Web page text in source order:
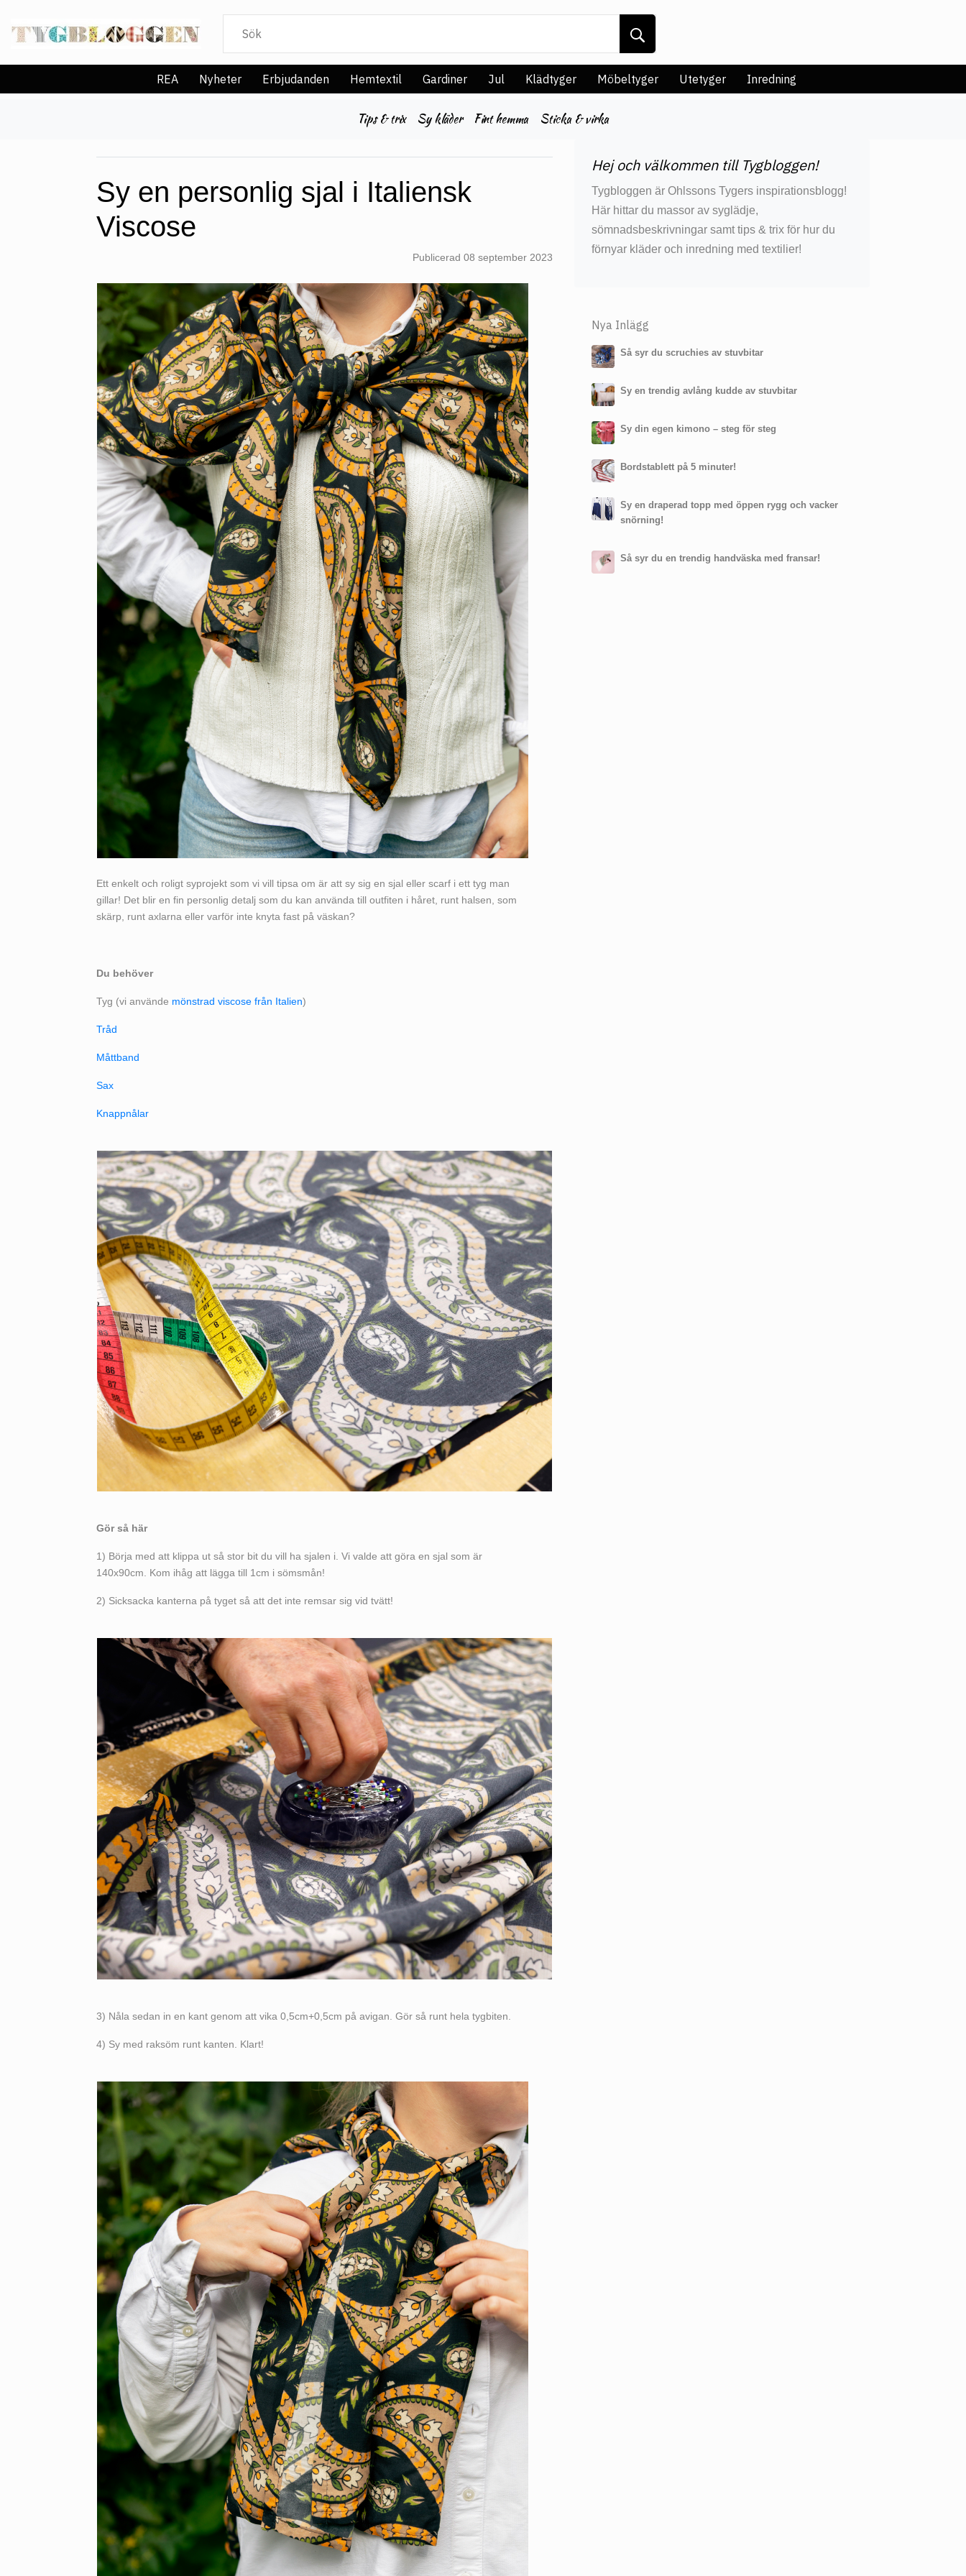
REA Nyheter Erbjudanden Hemtextil Gardiner Jul Klädtyger Möbeltyger Utetyger Inredning
Tips & trix Sy kläder Fint hemma Sticka & virka
Sy en personlig sjal i Italiensk
Viscose
Publicerad 08 september 2023
Ett enkelt och roligt syprojekt som vi vill tipsa om är att sy sig en sjal eller scarf i ett tyg man
gillar! Det blir en fin personlig detalj som du kan använda till outfiten i håret, runt halsen, som
skärp, runt axlarna eller varför inte knyta fast på väskan?
Du behöver
Tyg (vi använde mönstrad viscose från Italien)
Tråd
Måttband
Sax
Knappnålar
Gör så här
1) Börja med att klippa ut så stor bit du vill ha sjalen i. Vi valde att göra en sjal som är
140x90cm. Kom ihåg att lägga till 1cm i sömsmån!
2) Sicksacka kanterna på tyget så att det inte remsar sig vid tvätt!
3) Nåla sedan in en kant genom att vika 0,5cm+0,5cm på avigan. Gör så runt hela tygbiten.
4) Sy med raksöm runt kanten. Klart!
Hej och välkommen till Tygbloggen!
Tygbloggen är Ohlssons Tygers inspirationsblogg!
Här hittar du massor av syglädje,
sömnadsbeskrivningar samt tips & trix för hur du
förnyar kläder och inredning med textilier!
Nya Inlägg
Så syr du scruchies av stuvbitar
Sy en trendig avlång kudde av stuvbitar
Sy din egen kimono – steg för steg
Bordstablett på 5 minuter!
Sy en draperad topp med öppen rygg och vacker
snörning!
Så syr du en trendig handväska med fransar!